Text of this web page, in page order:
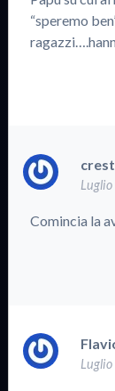
“speremo
Comincia la